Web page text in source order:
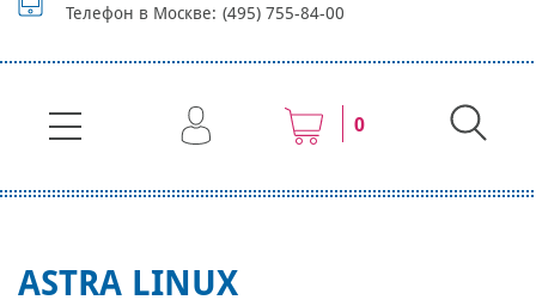
Телефон в Москве: (495) 755-84-00
0
ASTRA LINUX